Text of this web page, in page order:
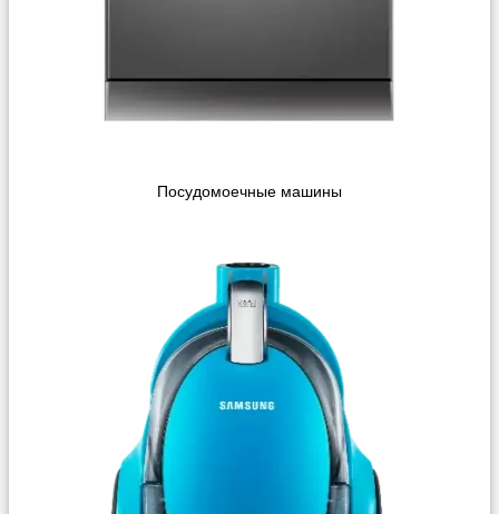
Посудомоечные машины